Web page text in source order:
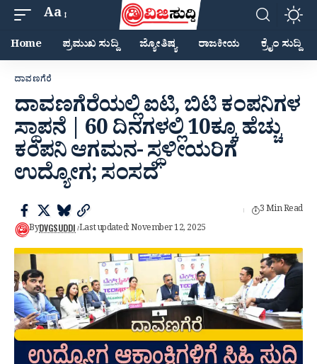
Aa
Home ಪ್ರಮುಖ ಸುದ್ದಿ ಜ್ಯೋತಿಷ್ಯ ರಾಜಕೀಯ ಕ್ರೈಂ ಸುದ್ದಿ
ದಾವಣಗೆರೆ
ದಾವಣಗೆರೆಯಲ್ಲಿ ಐಟಿ, ಬಿಟಿ ಕಂಪನಿಗಳ
ಸ್ಥಾಪನೆ | 60 ದಿನಗಳಲ್ಲಿ 10ಕ್ಕೂ ಹೆಚ್ಚು
ಕಂಪನಿ ಆಗಮನ- ಸ್ಥಳೀಯರಿಗೆ
ಉದ್ಯೋಗ; ಸಂಸದೆ
ByDVGSUDDI Last updated: November 12, 2025
3 Min Read